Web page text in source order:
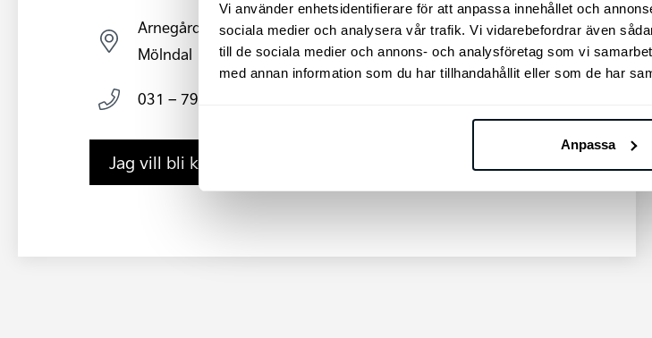
Vi använder enhetsidentifierare för att anpassa innehållet och
sociala medier och analysera vår trafik. Vi vidarebefordrar även
till de sociala medier och annons- och analysföretag som vi
med annan information som du har tillhandahållit eller som de har
Anpassa
Arnegårdsgatan 4, 431 49
Mölndal
031 – 797 35 10
Jag vill bli kontaktad av säljare